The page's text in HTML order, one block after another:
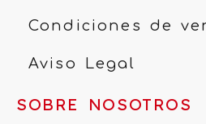
Condiciones de
Aviso Legal
SOBRE NOSOTROS